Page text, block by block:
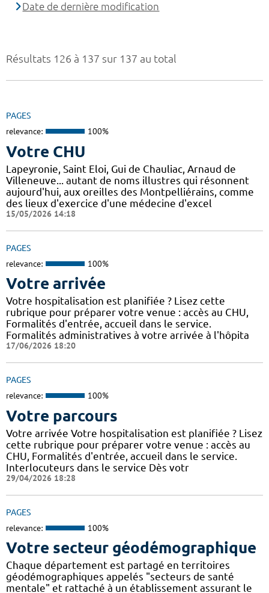
Résultats 126 à 137 sur 137 au total
PAGES
relevance: 100%
Votre CHU
Lapeyronie, Saint Eloi, Gui de Chauliac, Arnaud de
Villeneuve... autant de noms illustres qui résonnent
aujourd'hui, aux oreilles des Montpelliérains, comme
des lieux d'exercice d'une médecine d'excel
15/05/2026 14:18
PAGES
relevance: 100%
Votre arrivée
Votre hospitalisation est planifiée ? Lisez cette
rubrique pour préparer votre venue : accès au CHU,
Formalités d'entrée, accueil dans le service.
Formalités administratives à votre arrivée à l'hôpita
17/06/2026 18:20
PAGES
relevance: 100%
Votre parcours
Votre arrivée Votre hospitalisation est planifiée ? Lisez
cette rubrique pour préparer votre venue : accès au
CHU, Formalités d'entrée, accueil dans le service.
Interlocuteurs dans le service Dès votr
29/04/2026 18:28
PAGES
relevance: 100%
Votre secteur géodémographique
Chaque département est partagé en territoires
géodémographiques appelés "secteurs de santé
mentale" et rattaché à un établissement assurant le
Date de dernière modification